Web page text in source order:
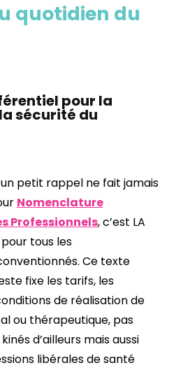
quotidien du
pour la
sécurité du
un petit rappel ne fait jamais
Nomenclature
Professionnels, c’est LA
tous les
Ce texte
fixe les tarifs, les
de réalisation de
ou thérapeutique, pas
d’ailleurs mais aussi
libérales de santé